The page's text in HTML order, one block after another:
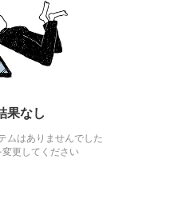
果なし
ムはありませんでした
更してください